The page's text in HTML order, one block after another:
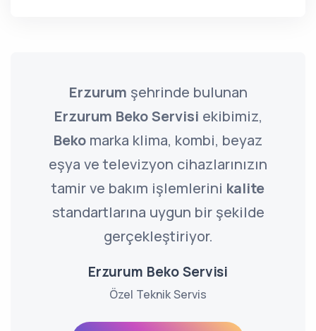
Erzurum şehrinde bulunan
Erzurum Beko Servisi ekibimiz,
Beko marka klima, kombi, beyaz
eşya ve televizyon cihazlarınızın
tamir ve bakım işlemlerini kalite
standartlarına uygun bir şekilde
gerçekleştiriyor.
Erzurum Beko Servisi
Özel Teknik Servis